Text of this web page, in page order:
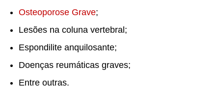
Osteoporose Grave;
Lesões na coluna vertebral;
Espondilite anquilosante;
Doenças reumáticas graves;
Entre outras.